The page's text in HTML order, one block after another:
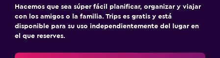
Hacemos que sea súper fácil planificar, organizar y viajar
con los amigos o la familia. Trips es gratis y está
disponible para su uso independientemente del lugar en
el que reserves.